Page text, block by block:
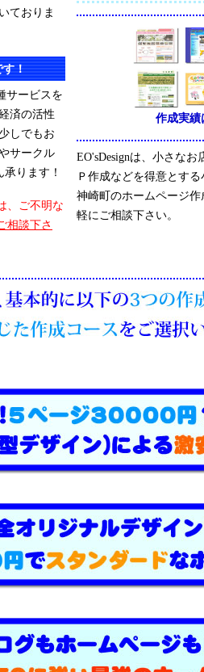
ておりま
す！
サービスを
済の活性
しでもお
サークル
ります！
、ご不明な
相談下さ
作成実績
EO'sDesignは、小さな
Ｐ作成などを得意とする
神崎町のホームページ
軽にご相談下さい。